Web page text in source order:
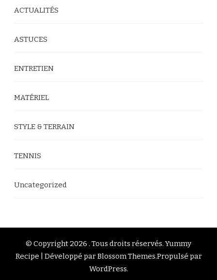
ACTUALITÉS
ASTUCES
ENTRETIEN
MATÉRIEL
STYLE & TERRAIN
TENNIS
Uncategorized
© Copyright 2026 . Tous droits réservés.Yummy
Recipe | Développé parBlossom Themes.Propulsé par
WordPress.